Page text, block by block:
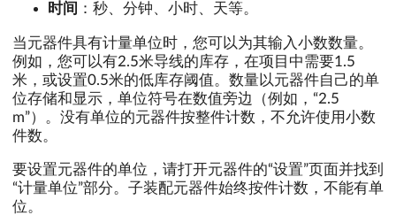
时间 ：秒、分钟、小时、天等。
当元器件具有计量单位时，您可以为其输入小数数量。
例如，您可以有2.5米导线的库存，在项目中需要1.5
米，或设置0.5米的低库存阈值。数量以元器件自己的单
位存储和显示，单位符号在数值旁边（例如，“2.5
m”）。没有单位的元器件按整件计数，不允许使用小数
件数。
要设置元器件的单位，请打开元器件的“设置”页面并找到
“计量单位”部分。子装配元器件始终按件计数，不能有单
位。